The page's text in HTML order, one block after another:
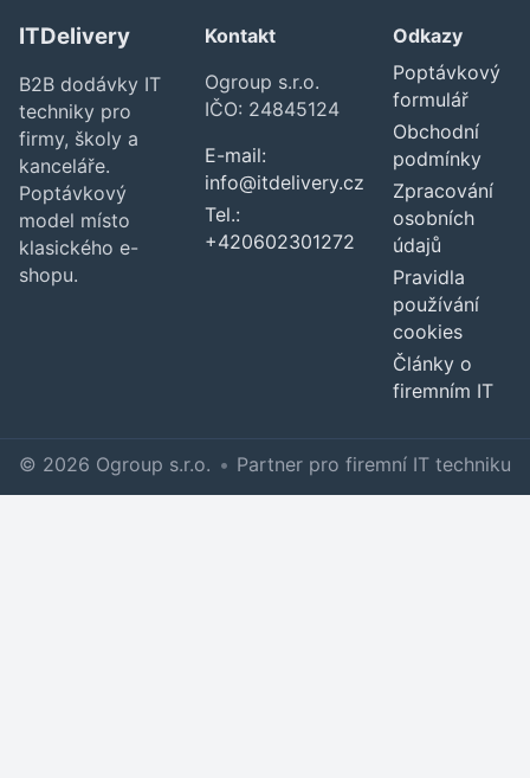
ITDelivery
B2B dodávky IT
techniky pro
firmy, školy a
kanceláře.
Poptávkový
model místo
klasického e-
shopu.
Kontakt
Ogroup s.r.o.
IČO: 24845124
E-mail:
info@itdelivery.cz
Tel.:
+420602301272
Odkazy
Poptávkový
formulář
Obchodní
podmínky
Zpracování
osobních
údajů
Pravidla
používání
cookies
Články o
firemním IT
© 2026 Ogroup s.r.o. • Partner pro firemní IT techniku